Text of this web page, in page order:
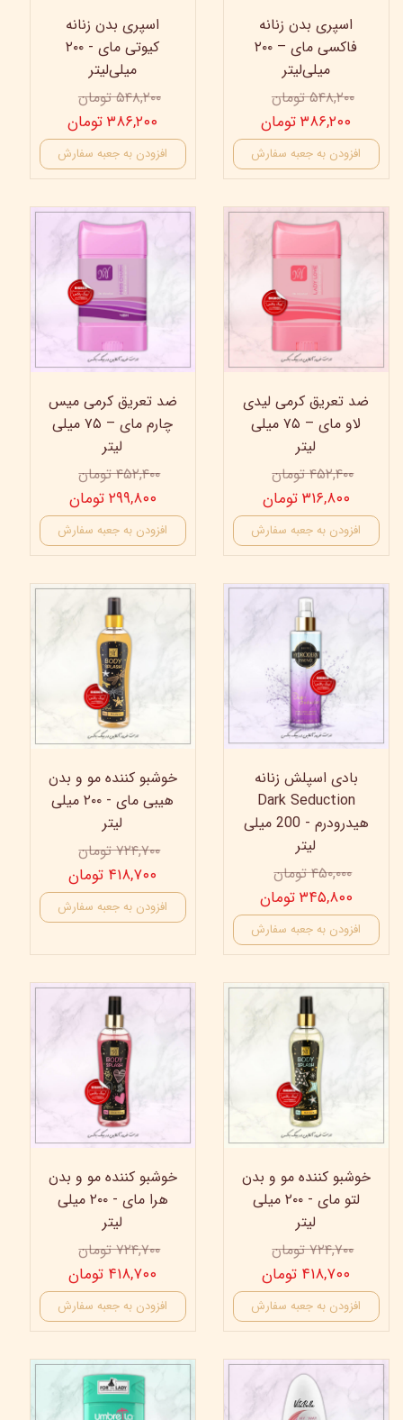
اسپری بدن زنانه
فاکسی مای – ۲۰۰
میلی‌لیتر
۵۴۸,۲۰۰ تومان
۳۸۶,۲۰۰ تومان
افزودن به جعبه سفارش
اسپری بدن زنانه
کیوتی مای - ۲۰۰
میلی‌لیتر
۵۴۸,۲۰۰ تومان
۳۸۶,۲۰۰ تومان
افزودن به جعبه سفارش
ضد تعریق کرمی لیدی
لاو مای – ۷۵ میلی
لیتر
۴۵۲,۴۰۰ تومان
۳۱۶,۸۰۰ تومان
افزودن به جعبه سفارش
30%
ضد تعریق کرمی میس
چارم مای – ۷۵ میلی
لیتر
۴۵۲,۴۰۰ تومان
۲۹۹,۸۰۰ تومان
افزودن به جعبه سفارش
34%
بادی اسپلش زنانه
Dark Seduction
هیدرودرم - 200 میلی
لیتر
۴۵۰,۰۰۰ تومان
۳۴۵,۸۰۰ تومان
افزودن به جعبه سفارش
23%
خوشبو کننده مو و بدن
هیبی مای - ۲۰۰ میلی
لیتر
۷۲۴,۷۰۰ تومان
۴۱۸,۷۰۰ تومان
افزودن به جعبه سفارش
42%
خوشبو کننده مو و بدن
لتو مای - ۲۰۰ میلی
لیتر
۷۲۴,۷۰۰ تومان
۴۱۸,۷۰۰ تومان
افزودن به جعبه سفارش
42%
خوشبو کننده مو و بدن
هرا مای - ۲۰۰ میلی
لیتر
۷۲۴,۷۰۰ تومان
۴۱۸,۷۰۰ تومان
افزودن به جعبه سفارش
42%
35%
19%